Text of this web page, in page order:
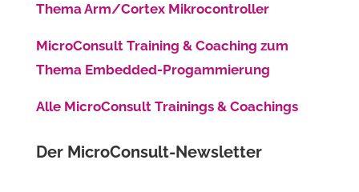
Thema Arm/Cortex Mikrocontroller
MicroConsult Training & Coaching zum
Thema Embedded-Progammierung
Alle MicroConsult Trainings & Coachings
Der MicroConsult-Newsletter